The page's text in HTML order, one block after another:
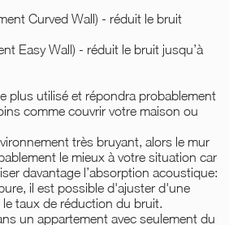
Curved Wall) - réduit le bruit
Easy Wall) - réduit le bruit jusqu’à
plus utilisé et répondra probablement
comme couvrir votre maison ou
très bruyant, alors le mur
le mieux à votre situation car
davantage l’absorption acoustique:
il est possible d'ajuster d'une
taux de réduction du bruit.
un appartement avec seulement du